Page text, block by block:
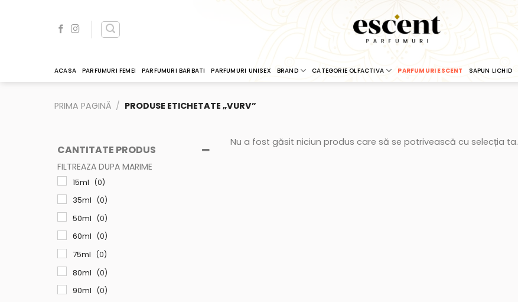
ACASA PARFUMURI FEMEI PARFUMURI BARBATI PARFUMURI UNISEX BRAND CATEGORIE OLFACTIVA PARFUMURI ESCENT SAPUN LICHID
PRIMA PAGINĂ / PRODUSE ETICHETATE „VURV”
CANTITATE PRODUS
FILTREAZA DUPA MARIME
15ml (0)
35ml (0)
50ml (0)
60ml (0)
75ml (0)
80ml (0)
90ml (0)
Nu a fost găsit niciun produs care să se potrivească cu selecția ta.